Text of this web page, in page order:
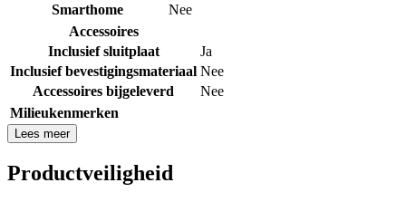
Smarthome
Nee
Accessoires
Inclusief sluitplaat
Ja
Inclusief bevestigingsmateriaal Nee
Accessoires bijgeleverd
Nee
Milieukenmerken
Lees meer
Productveiligheid